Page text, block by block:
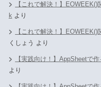
【これで解決！】
k より
【これで解決！】
くしょう より
【実践向け！】AppSheetで
より